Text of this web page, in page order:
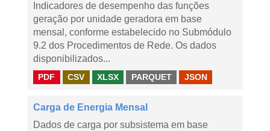
Indicadores de desempenho das funções
geração por unidade geradora em base
mensal, conforme estabelecido no Submódulo
9.2 dos Procedimentos de Rede. Os dados
disponibilizados...
PDF CSV XLSX PARQUET JSON
Carga de Energia Mensal
Dados de carga por subsistema em base